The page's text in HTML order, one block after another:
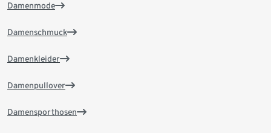
Damenmode
Damenschmuck
Damenkleider
Damenpullover
Damensporthosen